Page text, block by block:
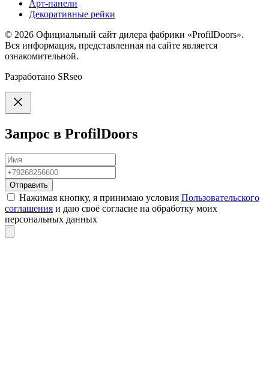
Арт-панели
Декоративные рейки
© 2026 Официальный сайт дилера фабрики «ProfilDoors».
Вся информация, представленная на сайте является
ознакомительной.
Разработано SRseo
Запрос в ProfilDoors
Отправить
Нажимая кнопку, я принимаю условия Пользовательского
соглашения и даю своё согласие на обработку моих
персональных данных